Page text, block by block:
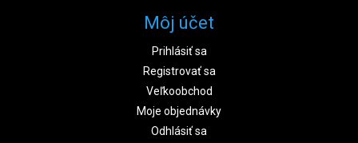
Môj účet
Prihlásiť sa
Registrovať sa
Veľkoobchod
Moje objednávky
Odhlásiť sa